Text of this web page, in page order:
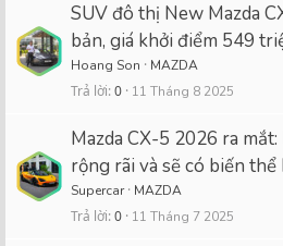
SUV đô thị New Mazda
bản, giá khởi điểm 549
Hoang Son MAZDA
Trả lời 0 11 Tháng 8 2025
Mazda CX-5 2026 ra
rộng rãi và sẽ có biến
Supercar MAZDA
Trả lời 0 11 Tháng 7 2025